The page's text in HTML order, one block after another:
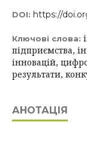
DOI: https://
Ключові слова:
підприємства,
інновацій,
результати,
АНОТАЦІЯ